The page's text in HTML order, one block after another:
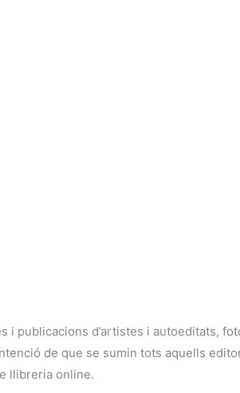
d’artistes i autoeditats,
de que se sumin tots aquells
llibreria online.